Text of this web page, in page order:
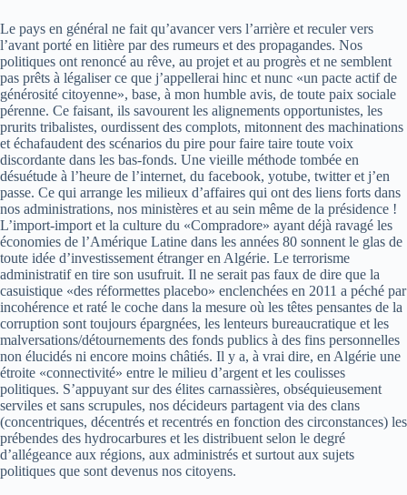
Le pays en général ne fait qu’avancer vers l’arrière et reculer vers
l’avant porté en litière par des rumeurs et des propagandes. Nos
politiques ont renoncé au rêve, au projet et au progrès et ne semblent
pas prêts à légaliser ce que j’appellerai hinc et nunc «un pacte actif de
générosité citoyenne», base, à mon humble avis, de toute paix sociale
pérenne. Ce faisant, ils savourent les alignements opportunistes, les
prurits tribalistes, ourdissent des complots, mitonnent des machinations
et échafaudent des scénarios du pire pour faire taire toute voix
discordante dans les bas-fonds. Une vieille méthode tombée en
désuétude à l’heure de l’internet, du facebook, yotube, twitter et j’en
passe. Ce qui arrange les milieux d’affaires qui ont des liens forts dans
nos administrations, nos ministères et au sein même de la présidence !
L’import-import et la culture du «Compradore» ayant déjà ravagé les
économies de l’Amérique Latine dans les années 80 sonnent le glas de
toute idée d’investissement étranger en Algérie. Le terrorisme
administratif en tire son usufruit. Il ne serait pas faux de dire que la
casuistique «des réformettes placebo» enclenchées en 2011 a péché par
incohérence et raté le coche dans la mesure où les têtes pensantes de la
corruption sont toujours épargnées, les lenteurs bureaucratique et les
malversations/détournements des fonds publics à des fins personnelles
non élucidés ni encore moins châtiés. Il y a, à vrai dire, en Algérie une
étroite «connectivité» entre le milieu d’argent et les coulisses
politiques. S’appuyant sur des élites carnassières, obséquieusement
serviles et sans scrupules, nos décideurs partagent via des clans
(concentriques, décentrés et recentrés en fonction des circonstances) les
prébendes des hydrocarbures et les distribuent selon le degré
d’allégeance aux régions, aux administrés et surtout aux sujets
politiques que sont devenus nos citoyens.